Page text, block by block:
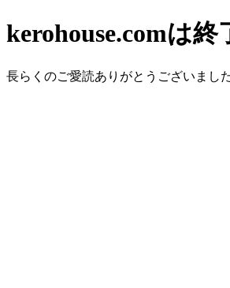
kerohouse.comは
長らくのご愛読ありがとうございまし